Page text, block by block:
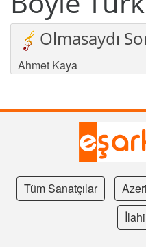
Olmasaydı
Ahmet Kaya
Tüm Sanatçılar